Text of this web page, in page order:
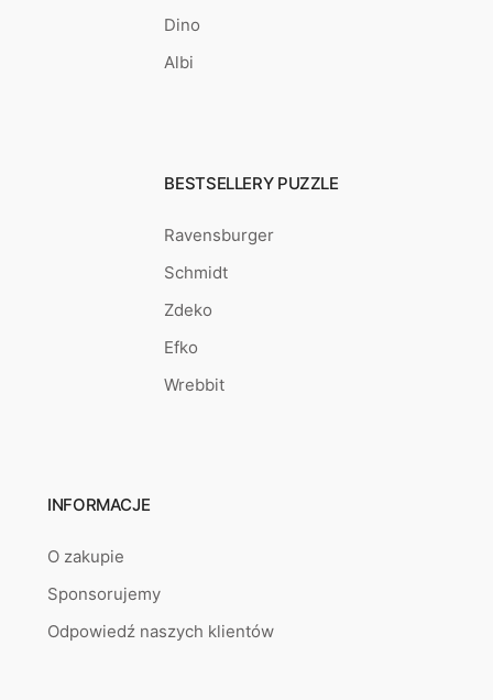
Dino
Albi
BESTSELLERY PUZZLE
Ravensburger
Schmidt
Zdeko
Efko
Wrebbit
INFORMACJE
O zakupie
Sponsorujemy
Odpowiedź naszych klientów